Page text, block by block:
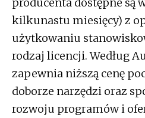
kilkunastu miesięcy) z
użytkowaniu
rodzaj licencji. Według
zapewnia niższą cenę
doborze narzędzi oraz
rozwoju programów i